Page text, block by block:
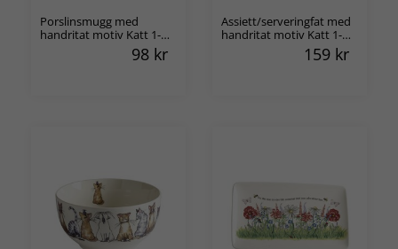
Porslinsmugg med
handritat motiv Katt 1-
98 kr
Assiett/serveringfat med
handritat motiv Katt 1-
159 kr